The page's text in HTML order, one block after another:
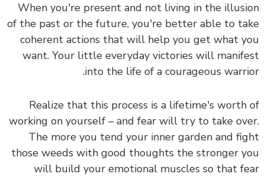
When you're present and not living in the illusion
of the past or the future, you're better able to take
coherent actions that will help you get what you
want. Your little everyday victories will manifest
into the life of a courageous warrior.
Realize that this process is a lifetime's worth of
working on yourself – and fear will try to take over.
The more you tend your inner garden and fight
those weeds with good thoughts the stronger you
will build your emotional muscles so that fear